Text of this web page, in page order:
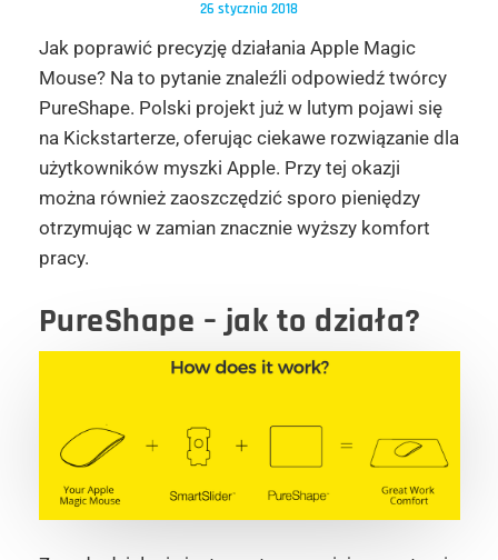
26 stycznia 2018
Jak poprawić precyzję działania Apple Magic
Mouse? Na to pytanie znaleźli odpowiedź twórcy
PureShape. Polski projekt już w lutym pojawi się
na Kickstarterze, oferując ciekawe rozwiązanie dla
użytkowników myszki Apple. Przy tej okazji
można również zaoszczędzić sporo pieniędzy
otrzymując w zamian znacznie wyższy komfort
pracy.
PureShape – jak to działa?